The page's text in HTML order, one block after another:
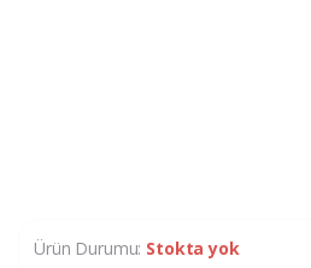
Ürün Durumu: Stokta yok